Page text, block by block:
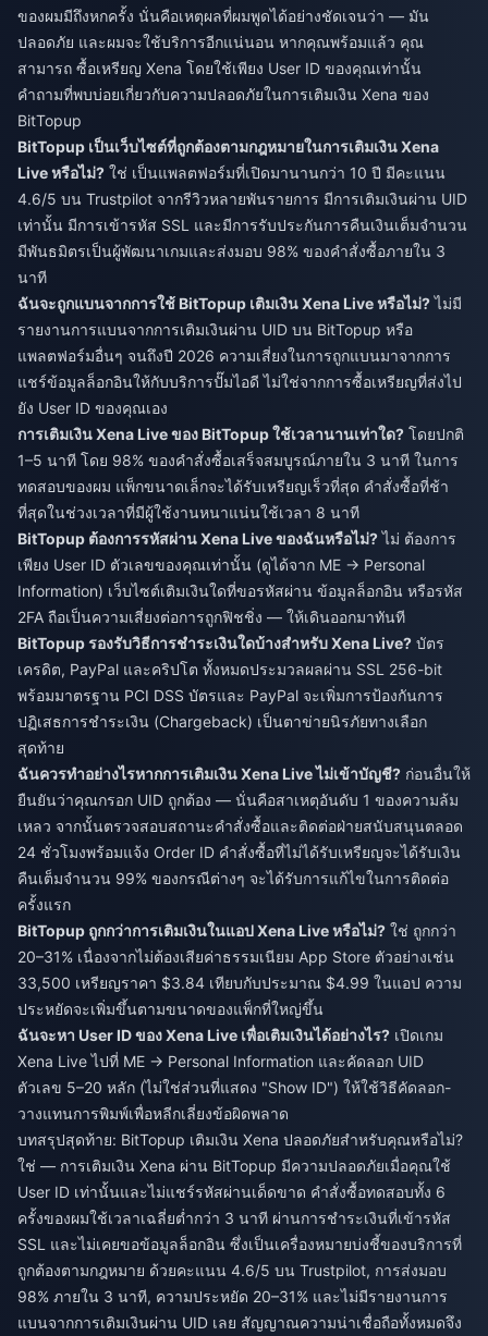
ของผมมีถึงหกครั้ง นั่นคือเหตุผลที่ผมพูดได้อย่างชัดเจนว่า — มัน
ปลอดภัย และผมจะใช้บริการอีกแน่นอน หากคุณพร้อมแล้ว คุณ
สามารถ ซื้อเหรียญ Xena โดยใช้เพียง User ID ของคุณเท่านั้น
คำถามที่พบบ่อยเกี่ยวกับความปลอดภัยในการเติมเงิน Xena ของ
BitTopup
BitTopup เป็นเว็บไซต์ที่ถูกต้องตามกฎหมายในการเติมเงิน Xena
Live หรือไม่? ใช่ เป็นแพลตฟอร์มที่เปิดมานานกว่า 10 ปี มีคะแนน
4.6/5 บน Trustpilot จากรีวิวหลายพันรายการ มีการเติมเงินผ่าน UID
เท่านั้น มีการเข้ารหัส SSL และมีการรับประกันการคืนเงินเต็มจำนวน
มีพันธมิตรเป็นผู้พัฒนาเกมและส่งมอบ 98% ของคำสั่งซื้อภายใน 3
นาที
ฉันจะถูกแบนจากการใช้ BitTopup เติมเงิน Xena Live หรือไม่?ไม่มี
รายงานการแบนจากการเติมเงินผ่าน UID บน BitTopup หรือ
แพลตฟอร์มอื่นๆ จนถึงปี 2026 ความเสี่ยงในการถูกแบนมาจากการ
แชร์ข้อมูลล็อกอินให้กับบริการปั๊มไอดี ไม่ใช่จากการซื้อเหรียญที่ส่งไป
ยัง User ID ของคุณเอง
การเติมเงิน Xena Live ของ BitTopup ใช้เวลานานเท่าใด? โดยปกติ
1–5 นาที โดย 98% ของคำสั่งซื้อเสร็จสมบูรณ์ภายใน 3 นาที ในการ
ทดสอบของผม แพ็กขนาดเล็กจะได้รับเหรียญเร็วที่สุด คำสั่งซื้อที่ช้า
ที่สุดในช่วงเวลาที่มีผู้ใช้งานหนาแน่นใช้เวลา 8 นาที
BitTopup ต้องการรหัสผ่าน Xena Live ของฉันหรือไม่?ไม่ ต้องการ
เพียง User ID ตัวเลขของคุณเท่านั้น (ดูได้จาก ME → Personal
Information) เว็บไซต์เติมเงินใดที่ขอรหัสผ่าน ข้อมูลล็อกอิน หรือรหัส
2FA ถือเป็นความเสี่ยงต่อการถูกฟิชชิ่ง — ให้เดินออกมาทันที
BitTopup รองรับวิธีการชำระเงินใดบ้างสำหรับ Xena Live? บัตร
เครดิต, PayPal และคริปโต ทั้งหมดประมวลผลผ่าน SSL 256-bit
พร้อมมาตรฐาน PCI DSS บัตรและ PayPal จะเพิ่มการป้องกันการ
ปฏิเสธการชำระเงิน (Chargeback) เป็นตาข่ายนิรภัยทางเลือก
สุดท้าย
ฉันควรทำอย่างไรหากการเติมเงิน Xena Live ไม่เข้าบัญชี? ก่อนอื่นให้
ยืนยันว่าคุณกรอก UID ถูกต้อง — นั่นคือสาเหตุอันดับ 1 ของความล้ม
เหลว จากนั้นตรวจสอบสถานะคำสั่งซื้อและติดต่อฝ่ายสนับสนุนตลอด
24 ชั่วโมงพร้อมแจ้ง Order ID คำสั่งซื้อที่ไม่ได้รับเหรียญจะได้รับเงิน
คืนเต็มจำนวน 99% ของกรณีต่างๆ จะได้รับการแก้ไขในการติดต่อ
ครั้งแรก
BitTopup ถูกกว่าการเติมเงินในแอป Xena Live หรือไม่? ใช่ ถูกกว่า
20–31% เนื่องจากไม่ต้องเสียค่าธรรมเนียม App Store ตัวอย่างเช่น
33,500 เหรียญราคา $3.84 เทียบกับประมาณ $4.99 ในแอป ความ
ประหยัดจะเพิ่มขึ้นตามขนาดของแพ็กที่ใหญ่ขึ้น
ฉันจะหา User ID ของ Xena Live เพื่อเติมเงินได้อย่างไร? เปิดเกม
Xena Live ไปที่ ME → Personal Information และคัดลอก UID
ตัวเลข 5–20 หลัก (ไม่ใช่ส่วนที่แสดง "Show ID") ให้ใช้วิธีคัดลอก-
วางแทนการพิมพ์เพื่อหลีกเลี่ยงข้อผิดพลาด
บทสรุปสุดท้าย: BitTopup เติมเงิน Xena ปลอดภัยสำหรับคุณหรือไม่?
ใช่ — การเติมเงิน Xena ผ่าน BitTopup มีความปลอดภัยเมื่อคุณใช้
User ID เท่านั้นและไม่แชร์รหัสผ่านเด็ดขาด คำสั่งซื้อทดสอบทั้ง 6
ครั้งของผมใช้เวลาเฉลี่ยต่ำกว่า 3 นาที ผ่านการชำระเงินที่เข้ารหัส
SSL และไม่เคยขอข้อมูลล็อกอิน ซึ่งเป็นเครื่องหมายบ่งชี้ของบริการที่
ถูกต้องตามกฎหมาย ด้วยคะแนน 4.6/5 บน Trustpilot, การส่งมอบ
98% ภายใน 3 นาที, ความประหยัด 20–31% และไม่มีรายงานการ
แบนจากการเติมเงินผ่าน UID เลย สัญญาณความน่าเชื่อถือทั้งหมดจึง